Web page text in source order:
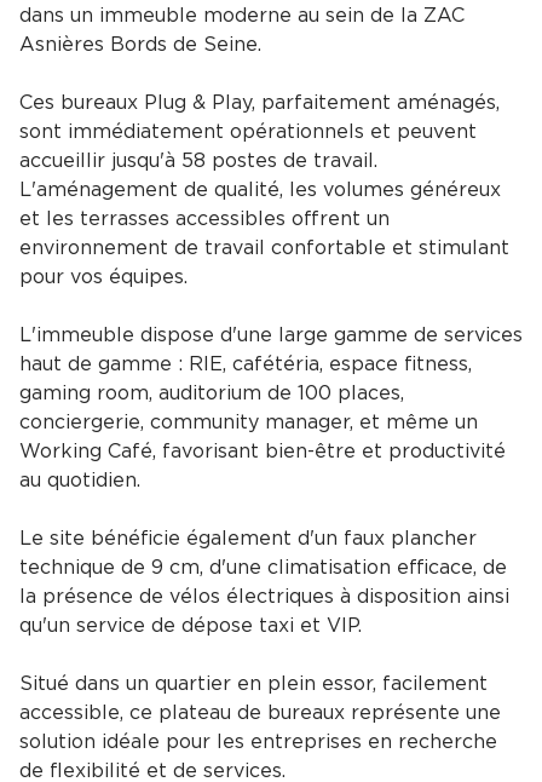
dans un immeuble moderne au sein de la ZAC
Asnières Bords de Seine.
Ces bureaux Plug & Play, parfaitement aménagés,
sont immédiatement opérationnels et peuvent
accueillir jusqu'à 58 postes de travail.
L'aménagement de qualité, les volumes généreux
et les terrasses accessibles offrent un
environnement de travail confortable et stimulant
pour vos équipes.
L'immeuble dispose d'une large gamme de services
haut de gamme : RIE, cafétéria, espace fitness,
gaming room, auditorium de 100 places,
conciergerie, community manager, et même un
Working Café, favorisant bien-être et productivité
au quotidien.
Le site bénéficie également d'un faux plancher
technique de 9 cm, d'une climatisation efficace, de
la présence de vélos électriques à disposition ainsi
qu'un service de dépose taxi et VIP.
Situé dans un quartier en plein essor, facilement
accessible, ce plateau de bureaux représente une
solution idéale pour les entreprises en recherche
de flexibilité et de services.